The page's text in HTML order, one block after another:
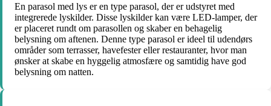
En parasol med lys er en type parasol, der er udstyret med
integrerede lyskilder. Disse lyskilder kan være LED-lamper, der
er placeret rundt om parasollen og skaber en behagelig
belysning om aftenen. Denne type parasol er ideel til udendørs
områder som terrasser, havefester eller restauranter, hvor man
ønsker at skabe en hyggelig atmosfære og samtidig have god
belysning om natten.